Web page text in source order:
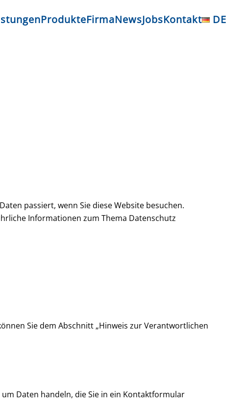
ProdukteFirmaNewsJobsKontakt DE
passiert, wenn Sie diese Website besuchen.
Informationen zum Thema Datenschutz
Sie dem Abschnitt „Hinweis zur Verantwortlichen
Daten handeln, die Sie in ein Kontaktformular